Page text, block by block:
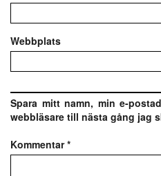
Webbplats
Spara mitt namn, min e-
webbläsare till nästa gång jag
Kommentar*